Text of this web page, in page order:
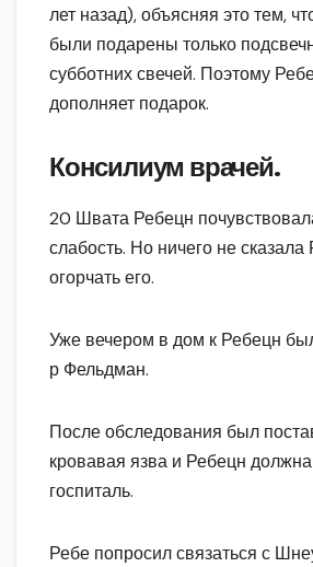
лет назад), объясняя это тем,
были подарены только
субботних свечей. Поэтому
дополняет подарок.
Консилиум врачей.
20 Швата Ребецн
слабость. Но ничего не
огорчать его.
Уже вечером в дом к Ребецн
р Фельдман.
После обследования был
кровавая язва и Ребецн
госпиталь.
Ребе попросил связаться с